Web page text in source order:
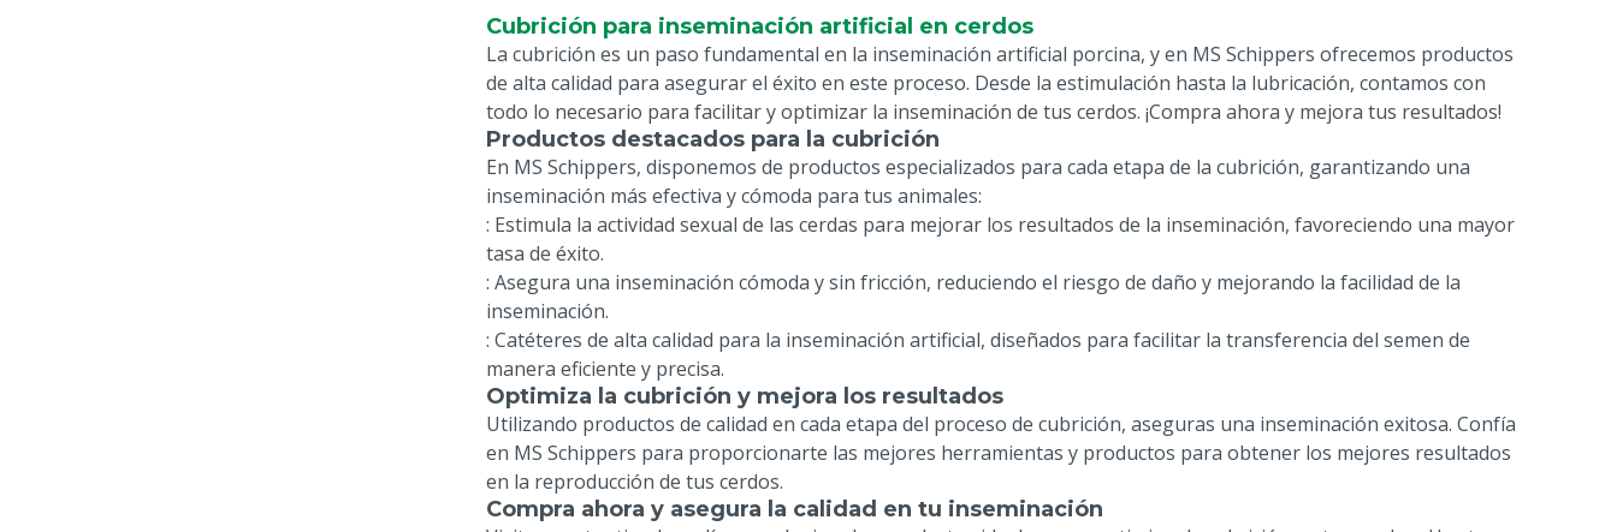
Cubrición para inseminación artificial en cerdos
La cubrición es un paso fundamental en la inseminación artificial porcina, y en MS Schippers ofrecemos productos
de alta calidad para asegurar el éxito en este proceso. Desde la estimulación hasta la lubricación, contamos con
todo lo necesario para facilitar y optimizar la inseminación de tus cerdos. ¡Compra ahora y mejora tus resultados!
Productos destacados para la cubrición
En MS Schippers, disponemos de productos especializados para cada etapa de la cubrición, garantizando una
inseminación más efectiva y cómoda para tus animales:
: Estimula la actividad sexual de las cerdas para mejorar los resultados de la inseminación, favoreciendo una mayor
tasa de éxito.
: Asegura una inseminación cómoda y sin fricción, reduciendo el riesgo de daño y mejorando la facilidad de la
inseminación.
: Catéteres de alta calidad para la inseminación artificial, diseñados para facilitar la transferencia del semen de
manera eficiente y precisa.
Optimiza la cubrición y mejora los resultados
Utilizando productos de calidad en cada etapa del proceso de cubrición, aseguras una inseminación exitosa. Confía
en MS Schippers para proporcionarte las mejores herramientas y productos para obtener los mejores resultados
en la reproducción de tus cerdos.
Compra ahora y asegura la calidad en tu inseminación